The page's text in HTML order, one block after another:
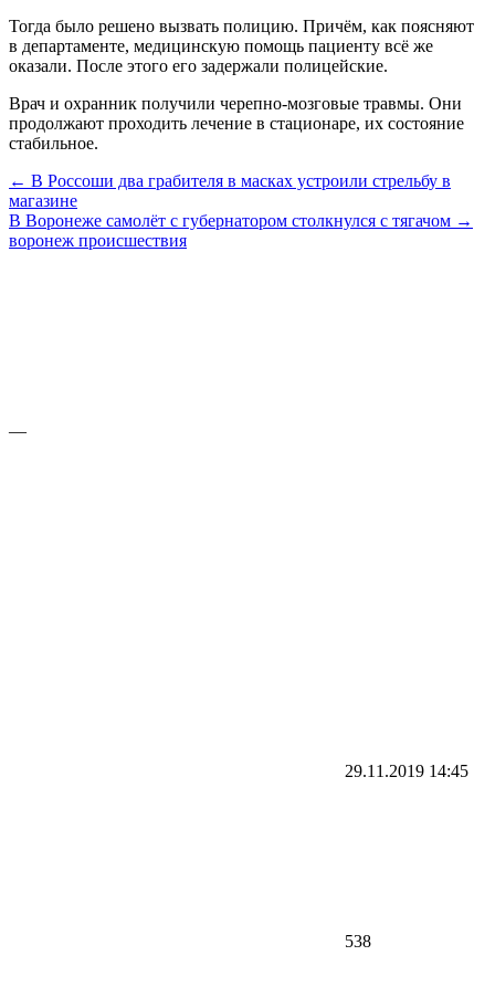
Тогда было решено вызвать полицию. Причём, как поясняют
в департаменте, медицинскую помощь пациенту всё же
оказали. После этого его задержали полицейские.
Врач и охранник получили черепно-мозговые травмы. Они
продолжают проходить лечение в стационаре, их состояние
стабильное.
← В Россоши два грабителя в масках устроили стрельбу в
магазине
В Воронеже самолёт с губернатором столкнулся с тягачом →
воронеж происшествия
—
29.11.2019 14:45
538